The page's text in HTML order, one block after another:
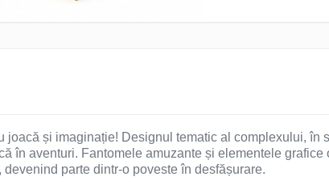
și imaginație! Designul tematic al complexului, în
în aventuri. Fantomele amuzante și elementele
parte dintr-o poveste în desfășurare.